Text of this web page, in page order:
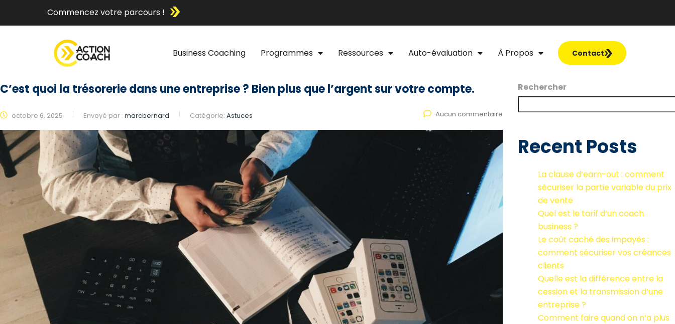
Commencez votre parcours !
Business Coaching Programmes Ressources Auto-évaluation À Propos Contact
C’est quoi la trésorerie dans une entreprise ? Bien plus que l’argent sur votre compte.
octobre 6, 2025 Envoyé par : marcbernard Catégorie: Astuces Aucun commentaire
Rechercher
Recent Posts
La clause d’earn-out : comment
sécuriser la partie variable du prix
de vente
Quel est le tarif d’un coach
business ?
Le coût caché des impayés :
comment sécuriser vos créances
clients
Quelle est la différence entre la
cession et la transmission d’une
entreprise ?
Comment faire quand on n’a plus